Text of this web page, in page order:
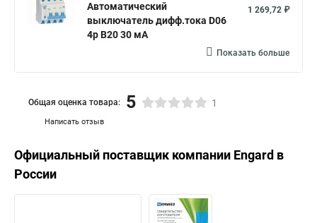
Автоматический
выключатель дифф.тока D06
4р B20 30 мА
1 269,72 ₽
Показать больше
Написать отзыв
Общая оценка товара: 5 1
Официальный поставщик компании Engard в
России